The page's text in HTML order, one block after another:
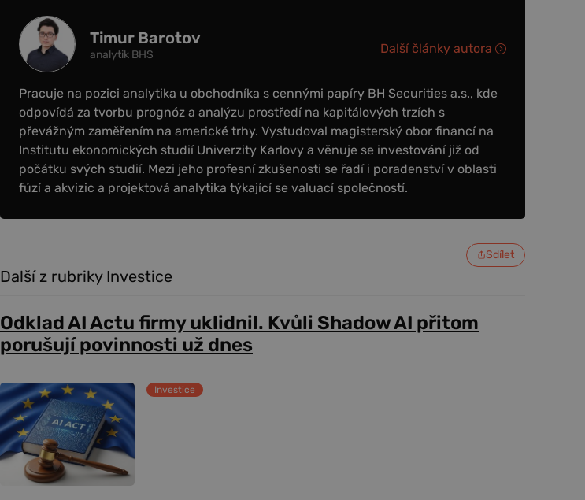
Timur Barotov
analytik BHS
Pracuje na pozici analytika u obchodníka s cennými papíry BH Securities a.s., kde
odpovídá za tvorbu prognóz a analýzu prostředí na kapitálových trzích s
převážným zaměřením na americké trhy. Vystudoval magisterský obor financí na
Institutu ekonomických studií Univerzity Karlovy a věnuje se investování již od
počátku svých studií. Mezi jeho profesní zkušenosti se řadí i poradenství v oblasti
fúzí a akvizic a projektová analytika týkající se valuací společností.
Další články autora
Sdílet
Další z rubriky Investice
Odklad AI Actu firmy uklidnil. Kvůli Shadow AI přitom
porušují povinnosti už dnes
Investice